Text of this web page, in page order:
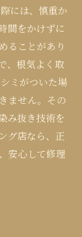
には、慎重か
間をかけずに
ることがあり
、根気よく取
ミがついた場
ません。その
み抜き技術を
グ店なら、正
安心して修理